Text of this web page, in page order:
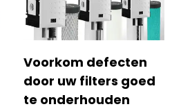
Voorkom defecten
door uw filters goed
te onderhouden